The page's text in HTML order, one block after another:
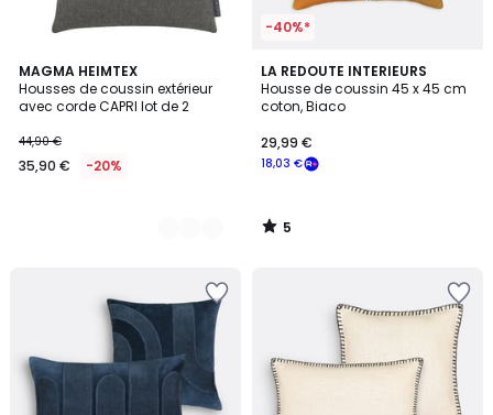
MAGMA HEIMTEX
Housses de coussin extérieur
avec corde CAPRI lot de 2
44,90 €
35,90 € -20%
5
Couleurs
-40%*
LA REDOUTE INTERIEURS
Housse de coussin 45 x 45 cm
coton, Biaco
18,03 €
29,99 €
5
/
5
5
/